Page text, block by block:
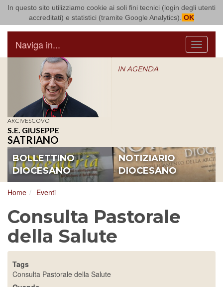
In questo sito utilizziamo cookie ai soli fini tecnici (login degli utenti
accreditati) e statistici (tramite Google Analytics). OK
Arcidiocesi di Bari Bitonto
Menu
Naviga in...
ARCIVESCOVO
S.E. GIUSEPPE
SATRIANO
IN AGENDA
BOLLETTINO
DIOCESANO
NOTIZIARIO
DIOCESANO
Home Eventi
Consulta Pastorale
della Salute
Tags
Consulta Pastorale della Salute